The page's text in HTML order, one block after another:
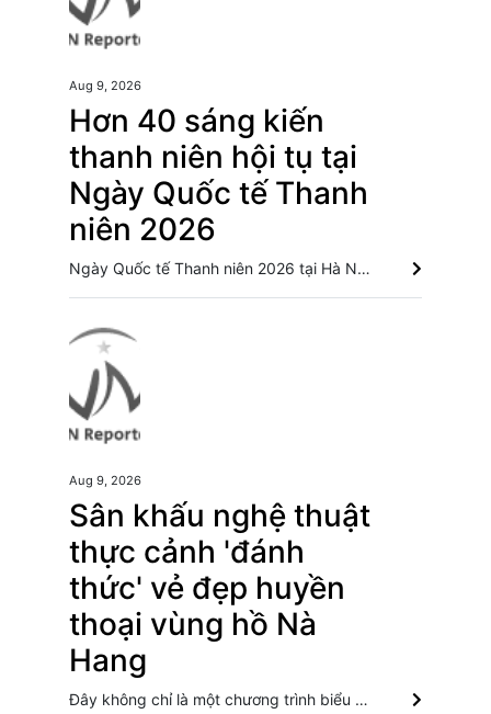
Aug 9, 2026
Hơn 40 sáng kiến
thanh niên hội tụ tại
Ngày Quốc tế Thanh
niên 2026
Ngày Quốc tế Thanh niên 2026 tại Hà Nội quy tụ 44 nhóm thanh niên, doanh nghiệp xã hội và cơ sở giáo dục, giới thiệu những sáng kiến thiết thực trong công nghệ, môi trường, văn hóa và sinh kế. Khởi động RE:ACT: Thử thách thanh niên đổi mới sáng tạo vì cộng đồng bền vững “Tỏa sáng Nghị lực Việt” 2026 đồng hành cùng thanh niên khuyết tật Hơn 300 dự án tranh tài cuộc thi “Dự án khởi nghiệp thanh niên nông thôn”
Aug 9, 2026
Sân khấu nghệ thuật
thực cảnh 'đánh
thức' vẻ đẹp huyền
thoại vùng hồ Nà
Hang
Đây không chỉ là một chương trình biểu diễn nghệ thuật mà là một sản phẩm du lịch được kiến tạo từ thiên nhiên, văn hoá và công nghệ, nơi mỗi khán giả trở thành một phần của câu chuyện. Tuyên Quang: Giữ lửa Shan tuyết, mở đường du lịch Cao Bồ Lễ hội nhảy lửa Pa Thẻn: Sắc màu văn hóa tâm linh trên vùng cao Tuyên Quang Tuyên Quang: Vùng đất cao nguyên bước vào kỷ nguyên du lịch thông minh